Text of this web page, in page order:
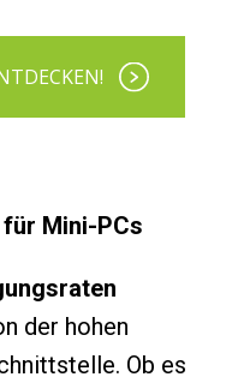
Mini-PCs
der hohen
Ob es